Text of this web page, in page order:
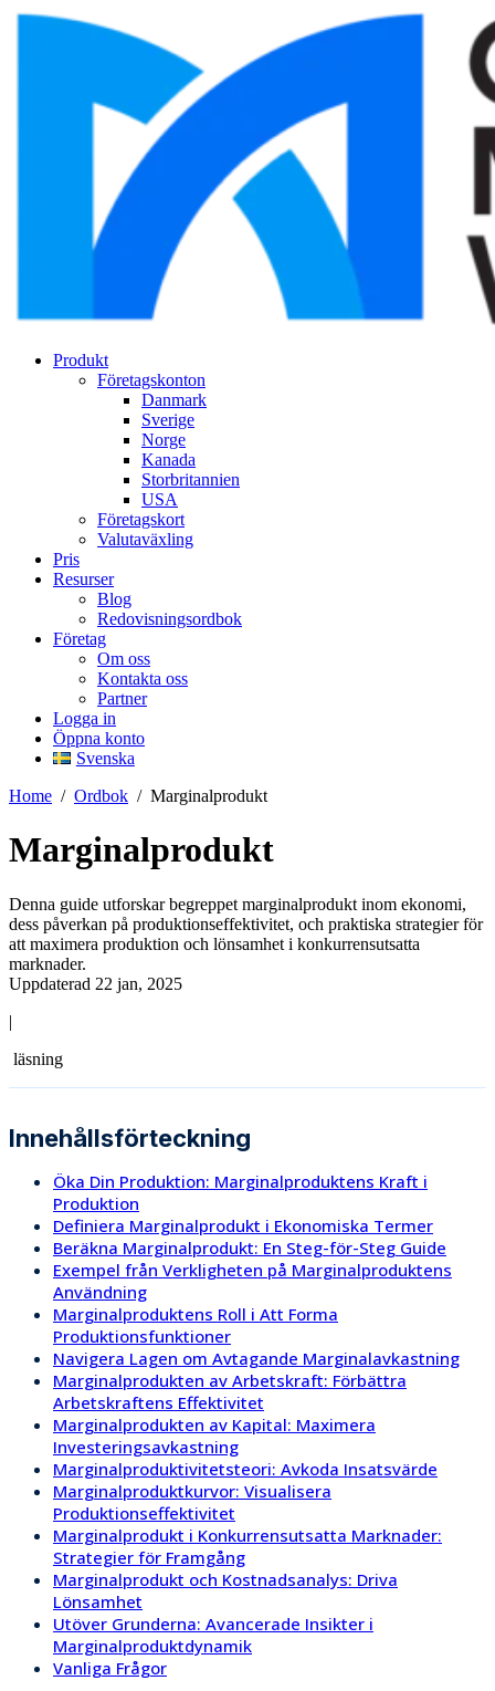
Produkt
Företagskonton
Danmark
Sverige
Norge
Kanada
Storbritannien
USA
Företagskort
Valutaväxling
Pris
Resurser
Blog
Redovisningsordbok
Företag
Om oss
Kontakta oss
Partner
Logga in
Öppna konto
Svenska
Home / Ordbok / Marginalprodukt
Marginalprodukt
Denna guide utforskar begreppet marginalprodukt inom ekonomi,
dess påverkan på produktionseffektivitet, och praktiska strategier för
att maximera produktion och lönsamhet i konkurrensutsatta
marknader.
Uppdaterad 22 jan, 2025
|
läsning
Innehållsförteckning
Öka Din Produktion: Marginalproduktens Kraft i
Produktion
Definiera Marginalprodukt i Ekonomiska Termer
Beräkna Marginalprodukt: En Steg-för-Steg Guide
Exempel från Verkligheten på Marginalproduktens
Användning
Marginalproduktens Roll i Att Forma
Produktionsfunktioner
Navigera Lagen om Avtagande Marginalavkastning
Marginalprodukten av Arbetskraft: Förbättra
Arbetskraftens Effektivitet
Marginalprodukten av Kapital: Maximera
Investeringsavkastning
Marginalproduktivitetsteori: Avkoda Insatsvärde
Marginalproduktkurvor: Visualisera
Produktionseffektivitet
Marginalprodukt i Konkurrensutsatta Marknader:
Strategier för Framgång
Marginalprodukt och Kostnadsanalys: Driva
Lönsamhet
Utöver Grunderna: Avancerade Insikter i
Marginalproduktdynamik
Vanliga Frågor